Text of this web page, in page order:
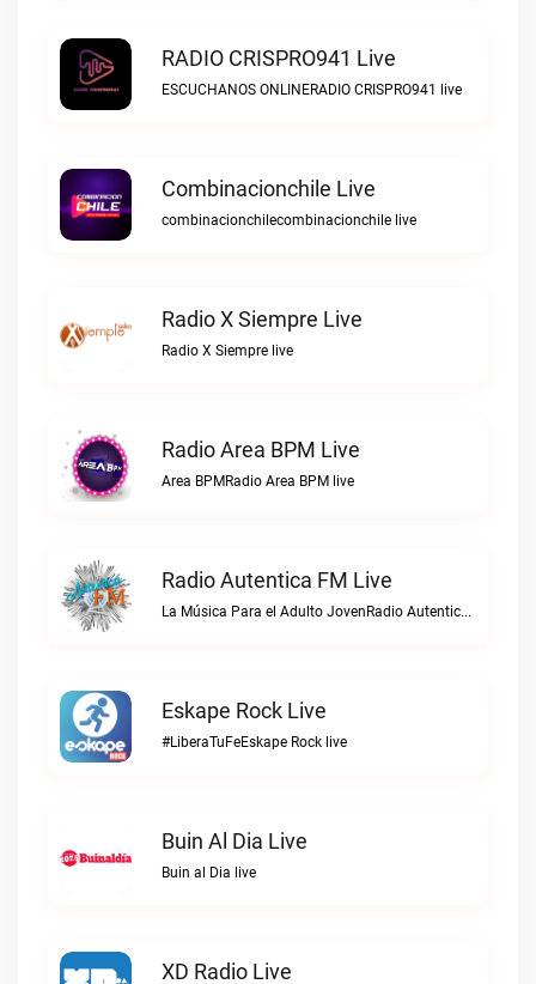
RADIO CRISPRO941 Live
ESCUCHANOS ONLINERADIO CRISPRO941 live
Combinacionchile Live
combinacionchilecombinacionchile live
Radio X Siempre Live
Radio X Siempre live
Radio Area BPM Live
Area BPMRadio Area BPM live
Radio Autentica FM Live
La Música Para el Adulto JovenRadio Autentica FM live
Eskape Rock Live
#LiberaTuFeEskape Rock live
Buin Al Dia Live
Buin al Dia live
XD Radio Live